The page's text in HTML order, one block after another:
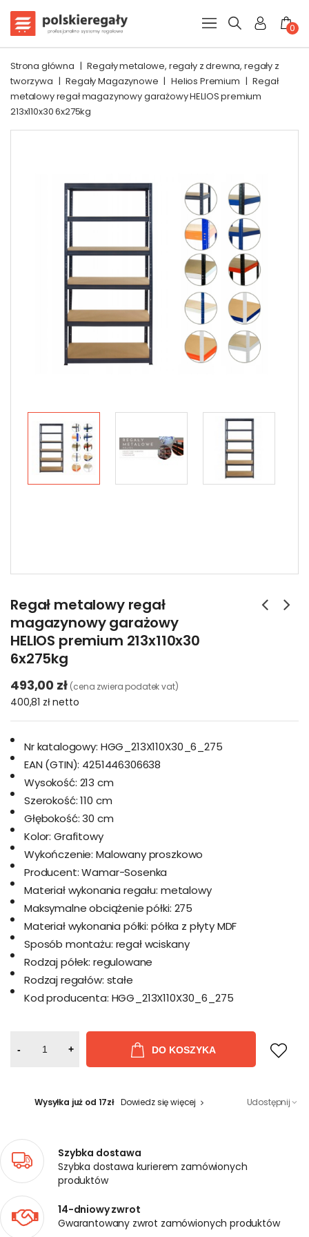
0
Strona główna | Regały metalowe, regały z drewna, regały z
tworzywa | Regały Magazynowe | Helios Premium | Regał
metalowy regał magazynowy garażowy HELIOS premium
213x110x30 6x275kg
Regał metalowy regał
magazynowy garażowy
HELIOS premium 213x110x30
6x275kg
493,00 zł (cena zwiera podatek vat)
400,81 złnetto
Nr katalogowy: HGG_213X110X30_6_275
EAN (GTIN): 4251446306638
Wysokość: 213 cm
Szerokość: 110 cm
Głębokość: 30 cm
Kolor: Grafitowy
Wykończenie: Malowany proszkowo
Producent: Wamar-Sosenka
Materiał wykonania regału: metalowy
Maksymalne obciążenie półki: 275
Materiał wykonania półki: półka z płyty MDF
Sposób montażu: regał wciskany
Rodzaj półek: regulowane
Rodzaj regałów: stałe
Kod producenta: HGG_213X110X30_6_275
- + DO KOSZYKA
Wysyłka już od 17zł Dowiedz się więcej Udostępnij
Szybka dostawa
Szybka dostawa kurierem zamówionych
produktów
14-dniowy zwrot
Gwarantowany zwrot zamówionych produktów